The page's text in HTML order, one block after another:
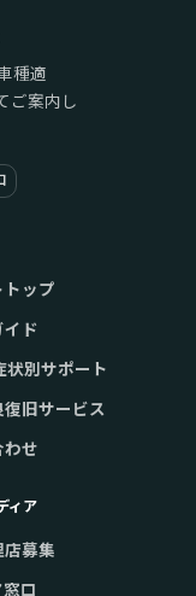
種適
ご案内し
ップ
ド
状別サポート
旧サービス
せ
ィア
募集
口